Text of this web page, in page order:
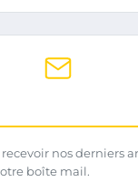
nos derniers
boîte mail.